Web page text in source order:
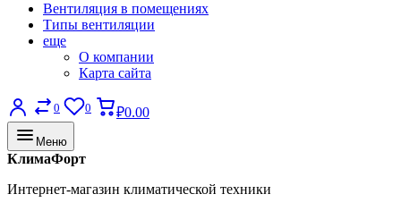
Вентиляция в помещениях
Типы вентиляции
еще
О компании
Карта сайта
0 0 ₽0.00
Меню
КлимаФорт
Интернет-магазин климатической техники